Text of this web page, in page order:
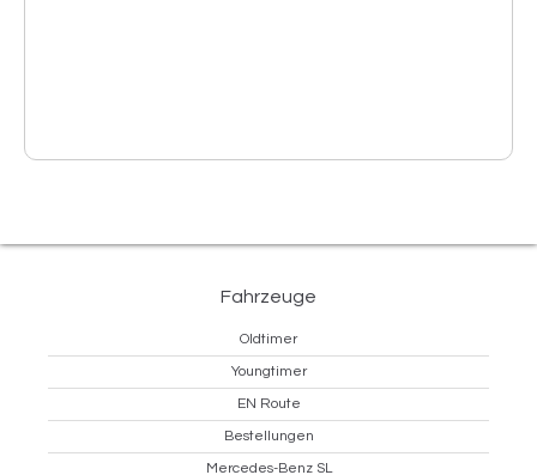
Fahrzeuge
Oldtimer
Youngtimer
EN Route
Bestellungen
Mercedes-Benz SL